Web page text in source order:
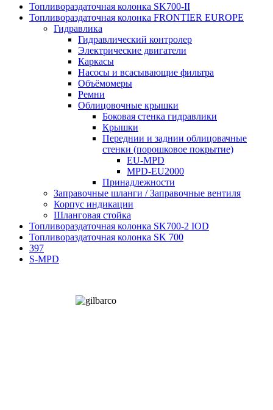
Топливораздаточная колонка SK700-II
Топливораздаточная колонка FRONTIER EUROPE
Гидравлика
Гидравлический контролер
Электрические двигатели
Каркасы
Насосы и всасывающие фильтра
Объёмомеры
Ремни
Облицовочные крышки
Боковая стенка гидравлики
Крышки
Переднии и заднии облицовачные
стенки (порошковое покрытие)
EU-MPD
MPD-EU2000
Принадлежности
Заправочные шланги / Заправочные вентиля
Корпус индикации
Шланговая стойка
Топливораздаточная колонка SK700-2 IOD
Топливораздаточная колонка SK 700
397
S-MPD